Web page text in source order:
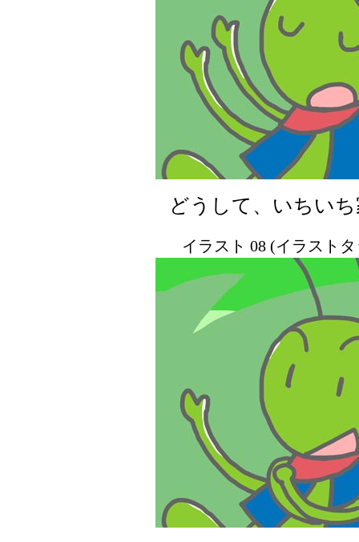
どうして、いちいち
イラスト 08 (イラスト